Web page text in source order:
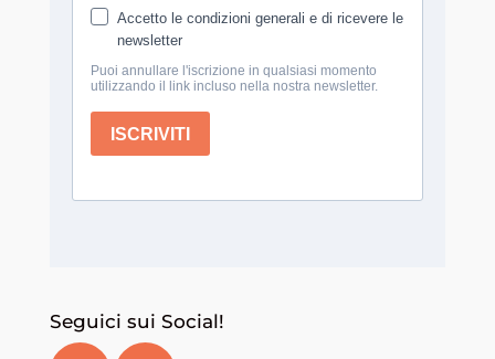
Seguici sui Social!